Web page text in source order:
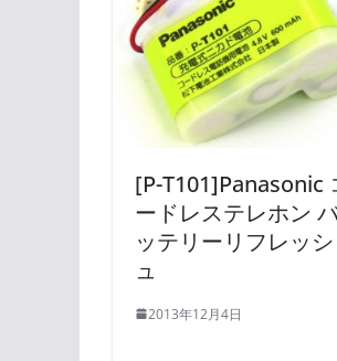
[P-T101]Panasonic
ードレステレホン
ッテリーリフレッシ
ュ
2013年12月4日